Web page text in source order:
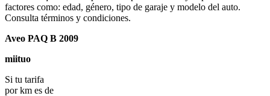
factores como: edad, género, tipo de garaje y modelo del auto.
Consulta términos y condiciones.
Aveo PAQ B 2009
miituo
Si tu tarifa
por km es de